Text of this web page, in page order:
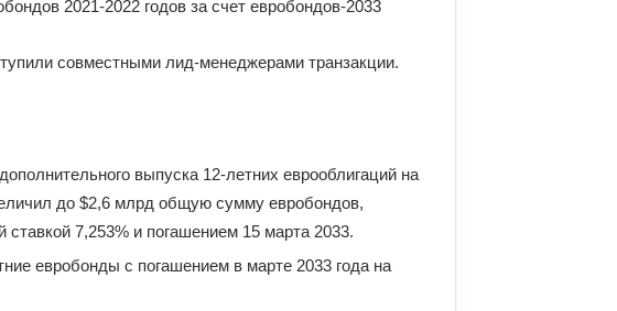
2021-2022 годов за счет евробондов-2033
совместными лид-менеджерами транзакции.
выпуска 12-летних еврооблигаций на
до $2,6 млрд общую сумму евробондов,
7,253% и погашением 15 марта 2033.
евробонды с погашением в марте 2033 года на
годиннику: експертна думка
постійній роботі за комп’ютером:
прості вправи та профілактика